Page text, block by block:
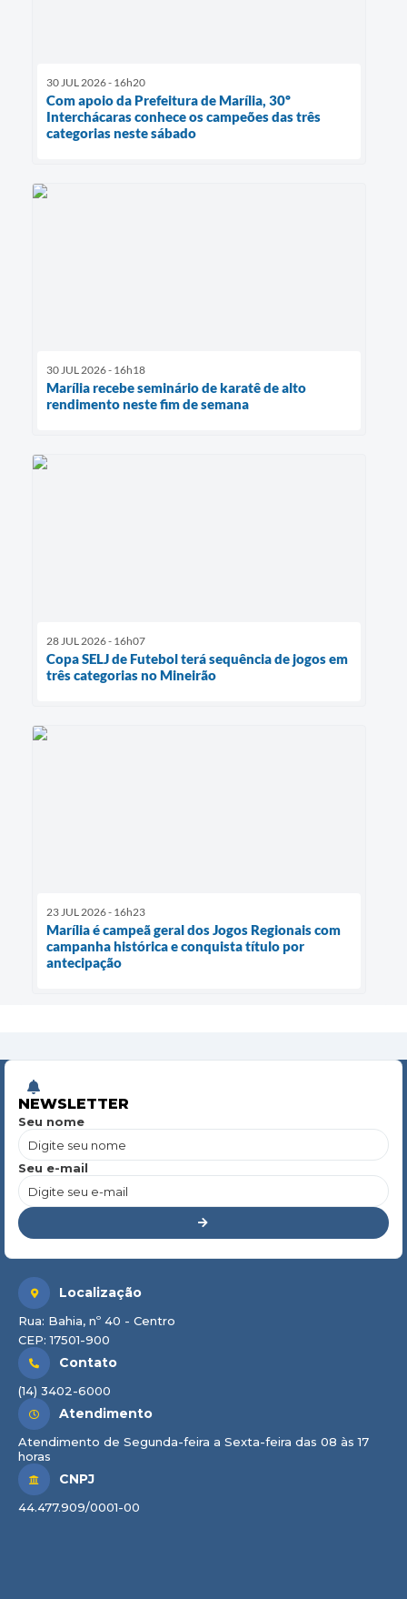
30 JUL 2026 - 16h20
Com apoio da Prefeitura de Marília, 30º
Interchácaras conhece os campeões das três
categorias neste sábado
30 JUL 2026 - 16h18
Marília recebe seminário de karatê de alto
rendimento neste fim de semana
28 JUL 2026 - 16h07
Copa SELJ de Futebol terá sequência de jogos em
três categorias no Mineirão
23 JUL 2026 - 16h23
Marília é campeã geral dos Jogos Regionais com
campanha histórica e conquista título por
antecipação
NEWSLETTER
Seu nome
Seu e-mail
Localização
Rua: Bahia, nº 40 - Centro
CEP: 17501-900
Contato
(14) 3402-6000
Atendimento
Atendimento de Segunda-feira a Sexta-feira das 08 às 17
horas
CNPJ
44.477.909/0001-00